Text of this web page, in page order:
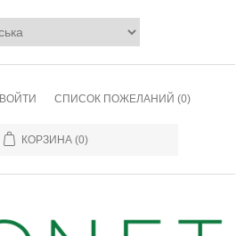
ВОЙТИ СПИСОК ПОЖЕЛАНИЙ (0)
КОРЗИНА (0)